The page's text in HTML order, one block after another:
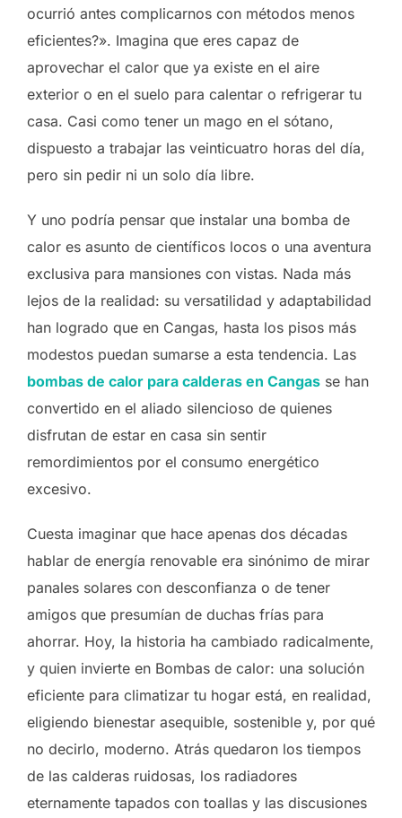
ocurrió antes complicarnos con métodos menos
eficientes?». Imagina que eres capaz de
aprovechar el calor que ya existe en el aire
exterior o en el suelo para calentar o refrigerar tu
casa. Casi como tener un mago en el sótano,
dispuesto a trabajar las veinticuatro horas del día,
pero sin pedir ni un solo día libre.
Y uno podría pensar que instalar una bomba de
calor es asunto de científicos locos o una aventura
exclusiva para mansiones con vistas. Nada más
lejos de la realidad: su versatilidad y adaptabilidad
han logrado que en Cangas, hasta los pisos más
modestos puedan sumarse a esta tendencia. Las
bombas de calor para calderas en Cangas se han
convertido en el aliado silencioso de quienes
disfrutan de estar en casa sin sentir
remordimientos por el consumo energético
excesivo.
Cuesta imaginar que hace apenas dos décadas
hablar de energía renovable era sinónimo de mirar
panales solares con desconfianza o de tener
amigos que presumían de duchas frías para
ahorrar. Hoy, la historia ha cambiado radicalmente,
y quien invierte en Bombas de calor: una solución
eficiente para climatizar tu hogar está, en realidad,
eligiendo bienestar asequible, sostenible y, por qué
no decirlo, moderno. Atrás quedaron los tiempos
de las calderas ruidosas, los radiadores
eternamente tapados con toallas y las discusiones